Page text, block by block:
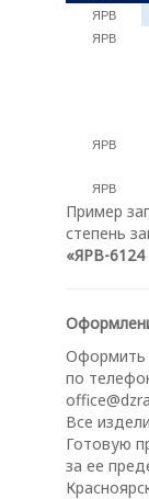
ЯРВ
ЯРВ
ЯРВ
ЯРВ
Пример
степень
«ЯРВ-6124
Оформить
по
Все
Готовую
за ее